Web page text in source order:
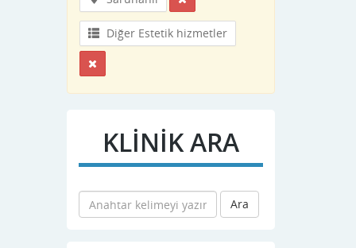
Diğer Estetik hizmetler
KLİNİK ARA
Ara